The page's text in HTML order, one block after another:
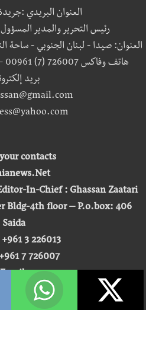
العنوان البريدي
رئيس التحرير والمدير
العنوان: صيدا - لبنان الجنوبي - ساحة
هاتف وفاكس 726007 (7) 00961 - خليوي 226013 (3) 00961
بريد
contacts
In-Chief : Ghassan Zaatari
Bldg-4th floor – P.o.box: 406
Saida
3 226013
7 726007